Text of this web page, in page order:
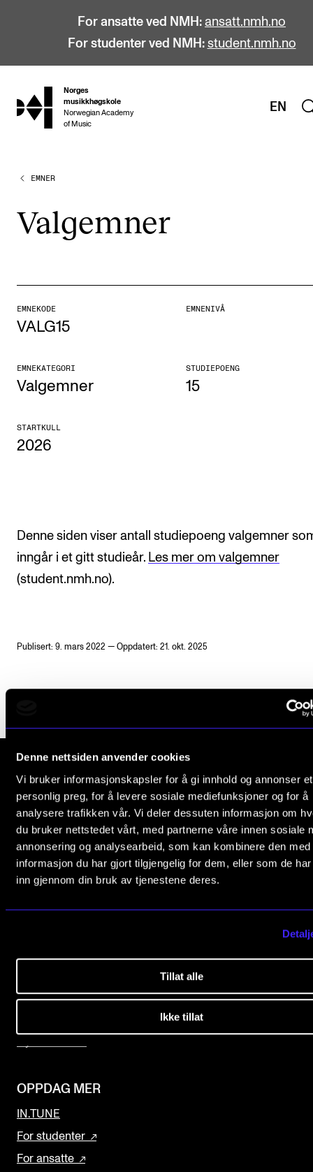
Denne nettsiden anvender cookies
Vi bruker informasjonskapsler for å gi innhold og annonser et
personlig preg, for å levere sosiale mediefunksjoner og for å
analysere trafikken vår. Vi deler dessuten informasjon om
du bruker nettstedet vårt, med partnerne våre innen sosiale
annonsering og analysearbeid, som kan kombinere den med
informasjon du har gjort tilgjengelig for dem, eller som de
inn gjennom din bruk av tjenestene deres.
Tillat alle
Ikke tillat
For ansatte ved NMH: ansatt.nmh.no
For studenter ved NMH: student.nmh.no
hjem
Norges
musikkhøgskole
Norwegian Academy
of Music
EN
STUDIER
Bachelor
Doktorgrad
Årsstudium og videreutdanning
Etterutdanning og kurs
Søknad og opptak
Studentutvalet SUT (student.nmh.no)
FORSKNING
INTERNASJONALT
Utveksling
Internasjonal strategi
Samarbeidsprosjekter
Nettverk
IN.TUNE
Arrangementer og konserter
Om Norges musikkhøgskole
Kontakt oss
Finn ansatte
For ansatte og studenter
EMNER
Valg­em­ner
EMNEKODE
VALG15
EMNENIVÅ
EMNEKATEGORI
Valgemner
STUDIEPOENG
15
STARTKULL
2026
Denne siden viser antall studiepoeng valgemner
inngår i et gitt studieår. Les mer om valgemner
(student.nmh.no).
Publisert: 9. mars 2022 — Oppdatert: 21. okt. 2025
Norges musikk­høgskole
Slemdalsveien 11
0369 Oslo, Norway
+47 23 36 70 00
post@nmh.no
Finn ansatte
OPPDAG MER
IN.TUNE
For studenter
For ansatte